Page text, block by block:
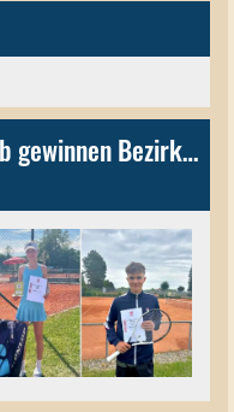
Robin Müller und Leona Orb gewinnen Bezirksmeistertitel der Jugend